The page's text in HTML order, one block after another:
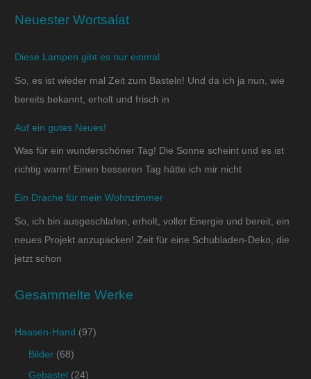
Neuester Wortsalat
Diese Lampen gibt es nur einmal
So, es ist wieder mal Zeit zum Basteln! Und da ich ja nun, wie
bereits bekannt, erholt und frisch in
Auf ein gutes Neues!
Was für ein wunderschöner Tag! Die Sonne scheint und es ist
richtig warm! Einen besseren Tag hätte ich mir nicht
Ein Drache für mein Wohnzimmer
So, ich bin ausgeschlafen, erholt, voller Energie und bereit, ein
neues Projekt anzupacken! Zeit für eine Schubladen-Deko, die
jetzt schon
Gesammelte Werke
Haasen-Hand (97)
Bilder (68)
Gebastel (24)